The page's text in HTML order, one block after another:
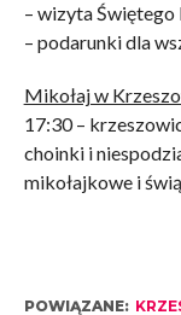
– wizyta Świętego
– podarunki dla
Mikołaj w
17:30 –
choinki i
mikołajkowe i
POWIĄZANE: